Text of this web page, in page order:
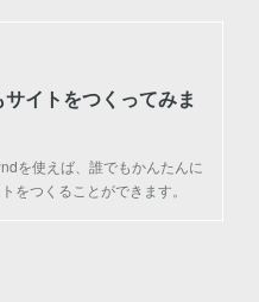
イトをつくってみま
を使えば、誰でもかんたんに
をつくることができます。